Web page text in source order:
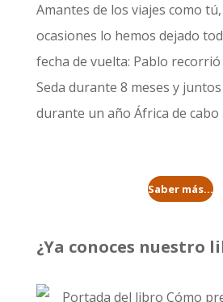
Amantes de los viajes como
ocasiones lo hemos dejado
fecha de vuelta: Pablo recorrió
Seda durante 8 meses y
durante un año África de
Saber más...
¿Ya conoces nuestro